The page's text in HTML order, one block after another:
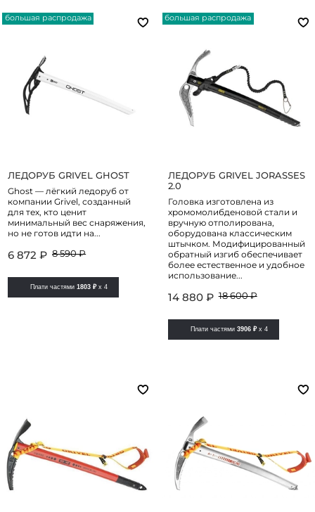
большая распродажа
ЛЕДОРУБ GRIVEL GHOST
Ghost — лёгкий ледоруб от
компании Grivel, созданный
для тех, кто ценит
минимальный вес снаряжения,
но не готов идти на...
6 872 ₽ 8 590 ₽
Плати частями1803 ₽ x 4
большая распродажа
ЛЕДОРУБ GRIVEL JORASSES
2.0
Головка изготовлена из
хромомолибденовой стали и
вручную отполирована,
оборудована классическим
штычком. Модифицированный
обратный изгиб обеспечивает
более естественное и удобное
использование...
14 880 ₽ 18 600 ₽
Плати частями 3906 ₽ x 4